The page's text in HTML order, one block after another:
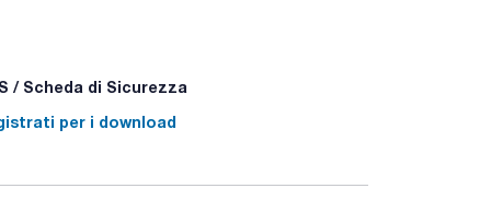
/ Scheda di Sicurezza
per i download